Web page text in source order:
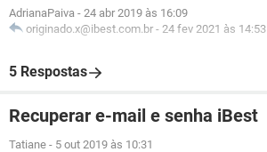
AdrianaPaiva - 24 abr 2019 às 16:09
originado.x@ibest.com.br - 24 fev 2021 às 14:53
5 Respostas
Recuperar e-mail e senha iBest
Tatiane - 5 out 2019 às 10:31